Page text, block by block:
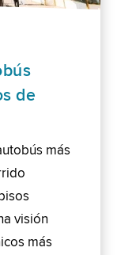
de
más
visión
más